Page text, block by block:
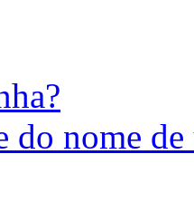
do nome